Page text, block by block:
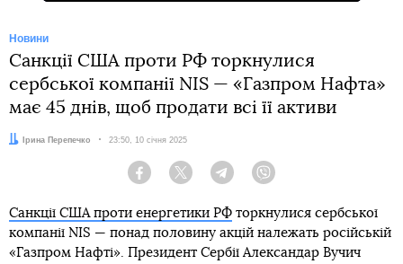
Новини
Санкції США проти РФ торкнулися
сербської компанії NIS — «Газпром Нафта»
має 45 днів, щоб продати всі її активи
Автор:Ірина Перепечко Дата:
23:50, 10 січня 2025
Facebook Twitter Telegram
Санкції США проти енергетики РФ торкнулися сербської
компанії NIS — понад половину акцій належать російській
«Газпром Нафті». Президент Сербії Александар Вучич